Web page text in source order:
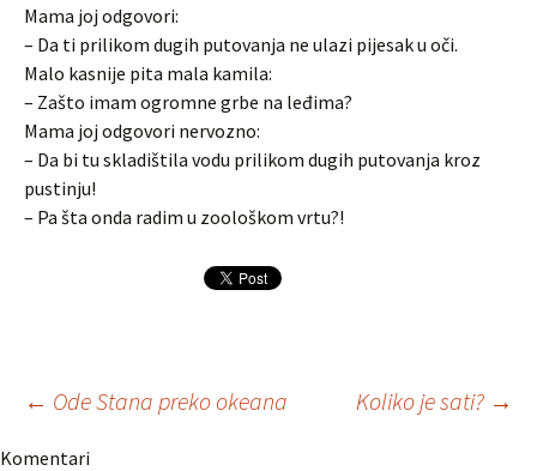
Mama joj odgovori:
– Da ti prilikom dugih putovanja ne ulazi pijesak u oči.
Malo kasnije pita mala kamila:
– Zašto imam ogromne grbe na leđima?
Mama joj odgovori nervozno:
– Da bi tu skladištila vodu prilikom dugih putovanja kroz
pustinju!
– Pa šta onda radim u zoološkom vrtu?!
Navigacija
← Ode Stana preko okeana Koliko je sati? →
Komentari